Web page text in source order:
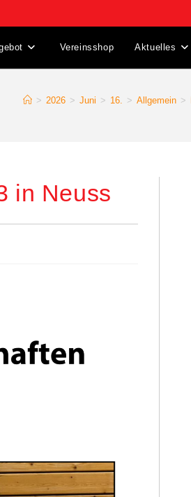
Vereinsshop Aktuelles
> 2026 > Juni > 16. > Allgemein >
in Neuss